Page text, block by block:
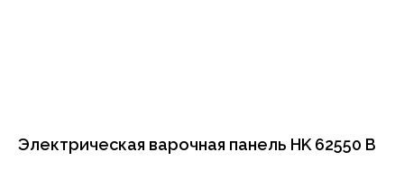
Электрическая варочная панель HK 62550 B